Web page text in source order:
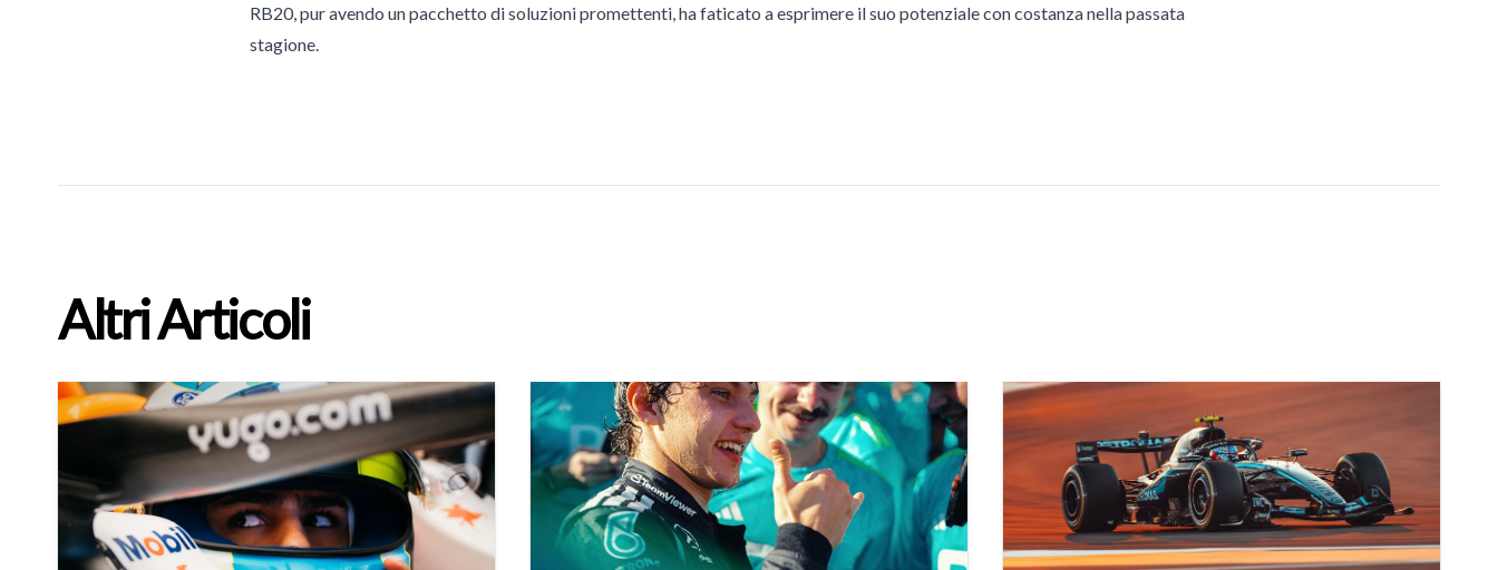
RB20, pur avendo un pacchetto di soluzioni promettenti, ha faticato a esprimere il suo potenziale con costanza nella passata
stagione.
Altri Articoli